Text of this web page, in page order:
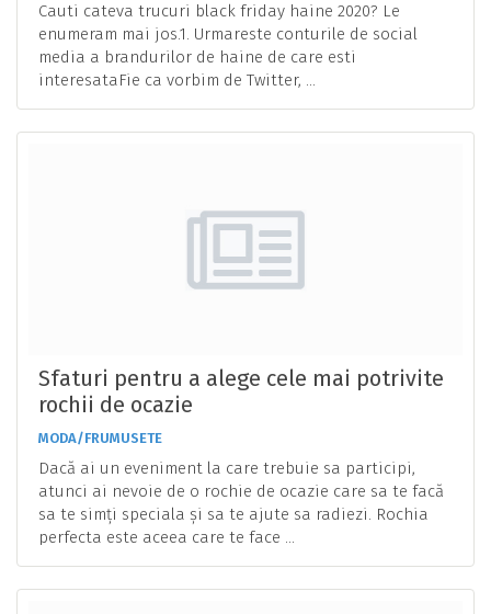
Cauti cateva trucuri black friday haine 2020? Le
enumeram mai jos.1. Urmareste conturile de social
media a brandurilor de haine de care esti
interesataFie ca vorbim de Twitter, ...
Sfaturi pentru a alege cele mai potrivite
rochii de ocazie
MODA/FRUMUSETE
Dacă ai un eveniment la care trebuie sa participi,
atunci ai nevoie de o rochie de ocazie care sa te facă
sa te simți speciala și sa te ajute sa radiezi. Rochia
perfecta este aceea care te face ...